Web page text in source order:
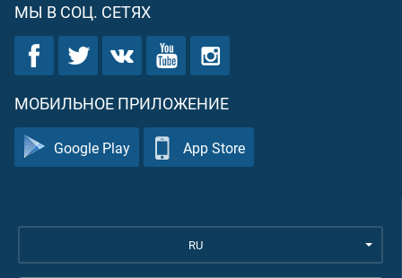
МЫ В СОЦ. СЕТЯХ
МОБИЛЬНОЕ ПРИЛОЖЕНИЕ
Google Play App Store
RU